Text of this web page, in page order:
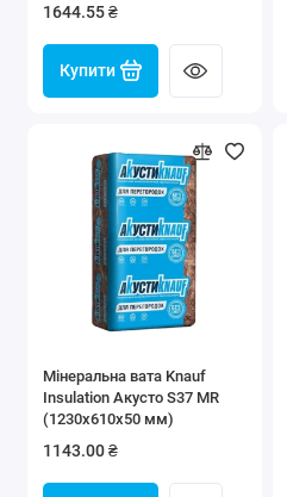
1644.55 ₴
Купити
Мінеральна вата Knauf
Insulation Акусто S37 MR
(1230x610x50 мм)
1143.00 ₴